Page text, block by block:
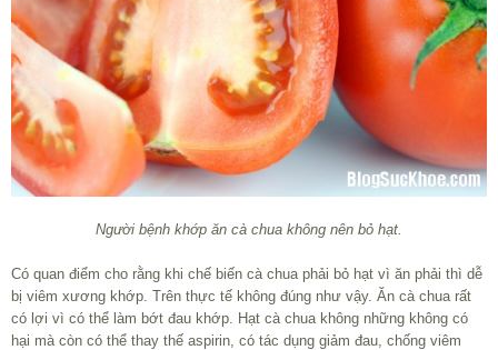
Người bệnh khớp ăn cà chua không nên bỏ hạt.
Có quan điểm cho rằng khi chế biến cà chua phải bỏ hạt vì ăn phải thì dễ
bị viêm xương khớp. Trên thực tế không đúng như vậy. Ăn cà chua rất
có lợi vì có thể làm bớt đau khớp. Hạt cà chua không những không có
hại mà còn có thể thay thế aspirin, có tác dụng giảm đau, chống viêm